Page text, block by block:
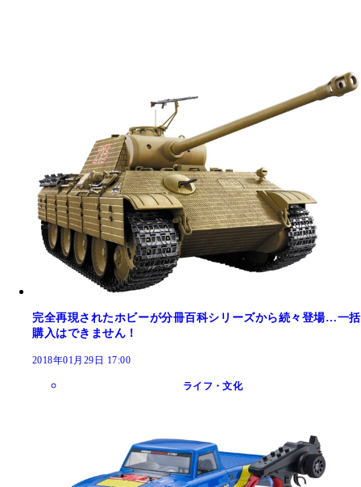
完全再現されたホビーが分冊百科シリーズから続々登場…一括
購入はできません！
2018年01月29日 17:00
ライフ・文化